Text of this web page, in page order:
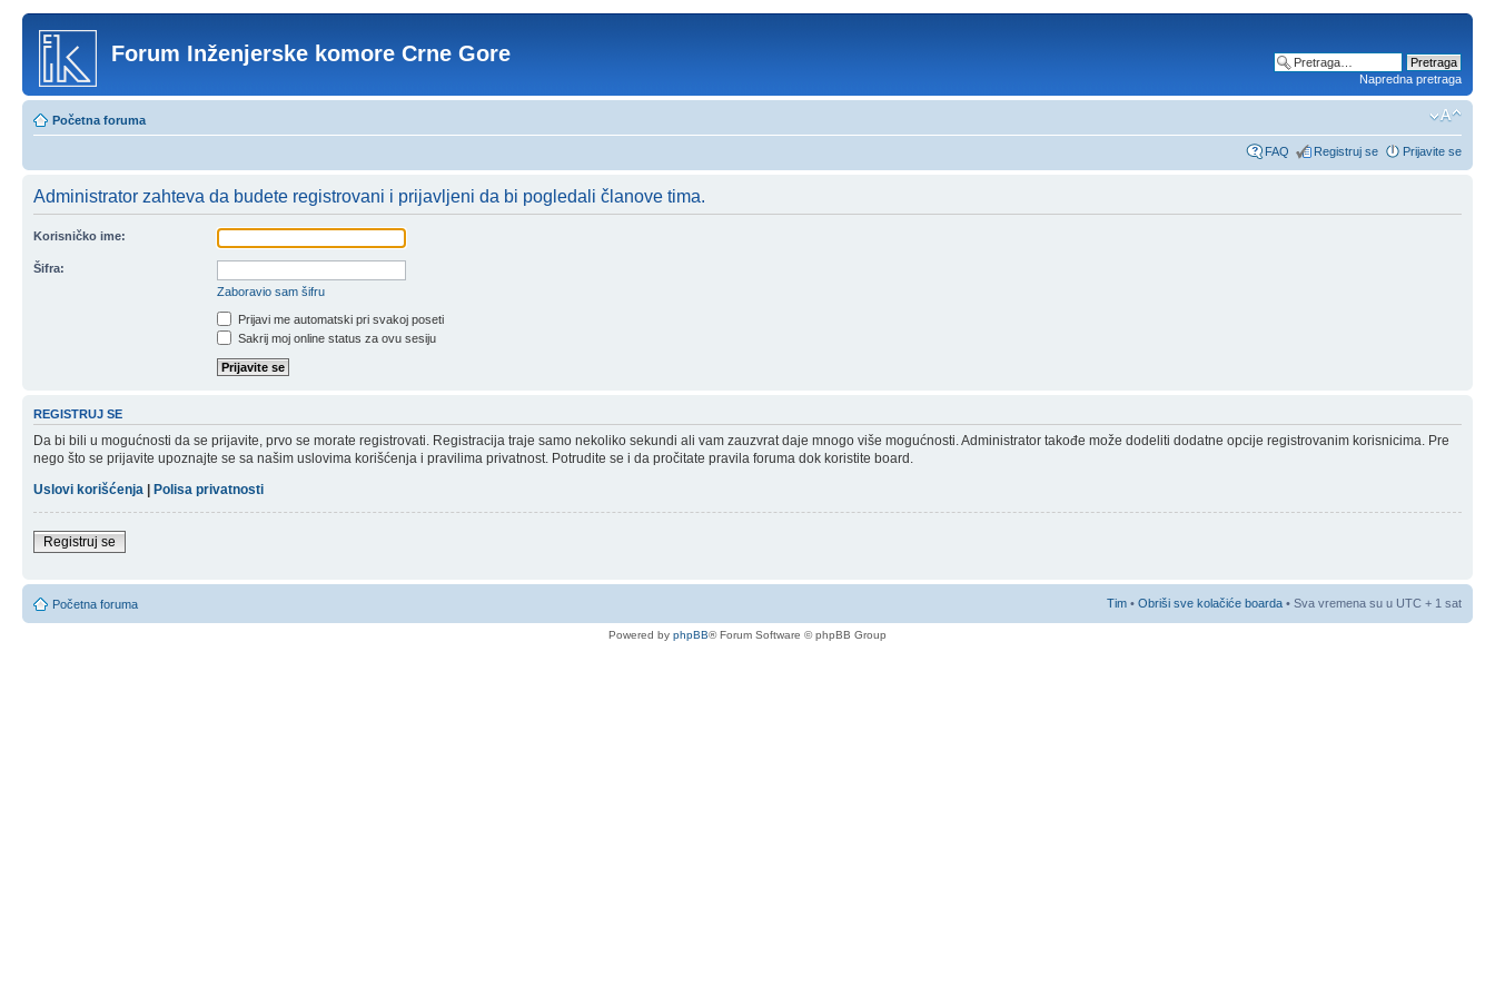
Forum Inženjerske komore Crne Gore
Napredna pretraga
Početna foruma
FAQ Registruj se Prijavite se
Administrator zahteva da budete registrovani i prijavljeni da bi pogledali članove tima.
Korisničko ime:
Šifra:
Zaboravio sam šifru
Prijavi me automatski pri svakoj poseti
Sakrij moj online status za ovu sesiju
REGISTRUJ SE
Da bi bili u mogućnosti da se prijavite, prvo se morate registrovati. Registracija traje samo nekoliko sekundi ali vam zauzvrat daje mnogo više mogućnosti. Administrator takođe može dodeliti dodatne opcije registrovanim korisnicima. Pre
nego što se prijavite upoznajte se sa našim uslovima korišćenja i pravilima privatnost. Potrudite se i da pročitate pravila foruma dok koristite board.
Uslovi korišćenja | Polisa privatnosti
Registruj se
Početna foruma Tim • Obriši sve kolačiće boarda • Sva vremena su u UTC + 1 sat
Powered by phpBB® Forum Software © phpBB Group